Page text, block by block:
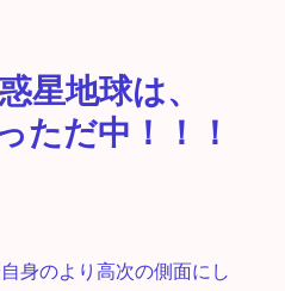
星地球は、
ただ中！！！
身のより高次の側面にし